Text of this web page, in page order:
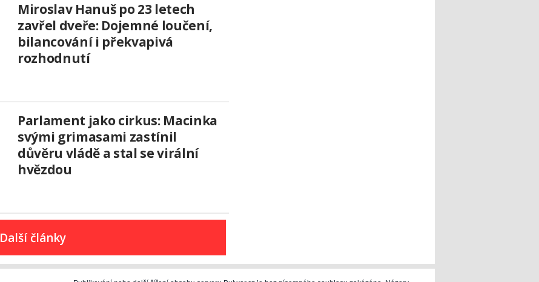
Miroslav Hanuš po 23 letech
zavřel dveře: Dojemné loučení,
bilancování i překvapivá
rozhodnutí
Parlament jako cirkus: Macinka
svými grimasami zastínil
důvěru vládě a stal se virální
hvězdou
Další články